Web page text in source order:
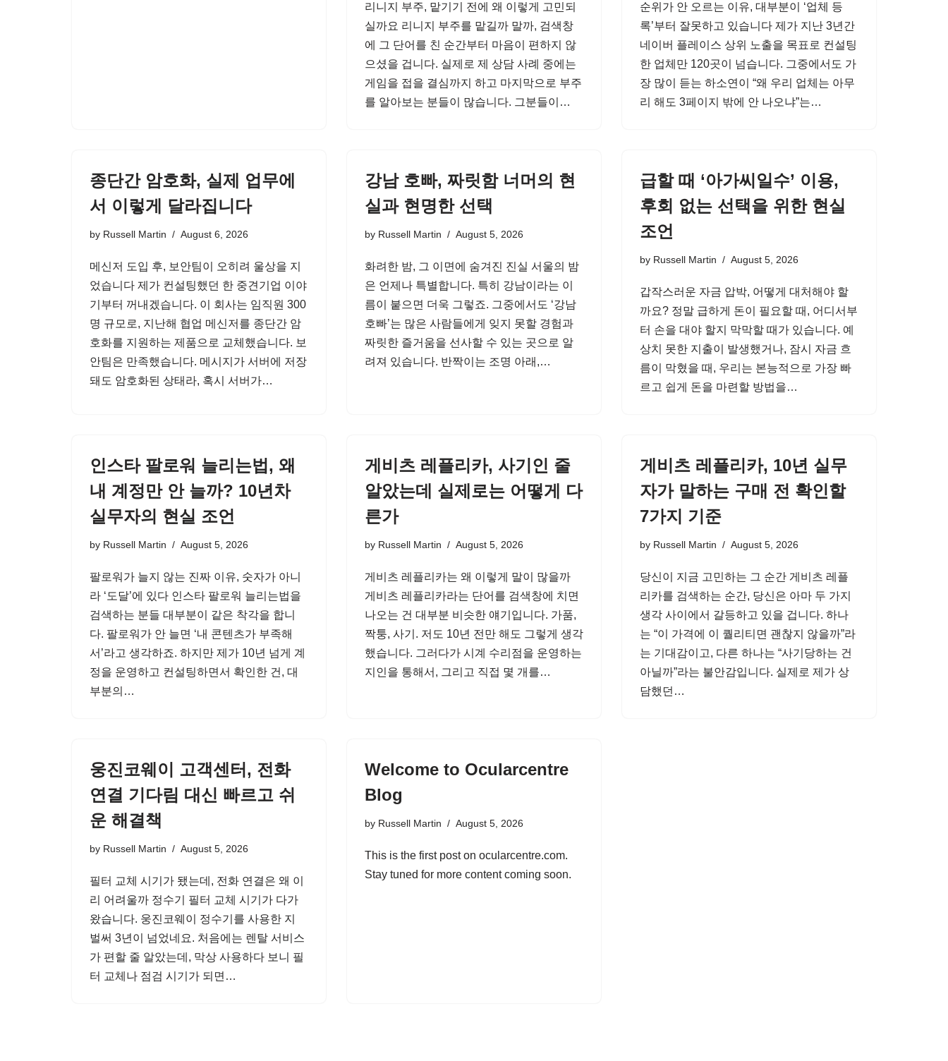
리니지 부주, 맡기기 전에 왜 이렇게 고민되
실까요 리니지 부주를 맡길까 말까, 검색창
에 그 단어를 친 순간부터 마음이 편하지 않
으셨을 겁니다. 실제로 제 상담 사례 중에는
게임을 접을 결심까지 하고 마지막으로 부주
를 알아보는 분들이 많습니다. 그분들이…
순위가 안 오르는 이유, 대부분이 ‘업체 등
록’부터 잘못하고 있습니다 제가 지난 3년간
네이버 플레이스 상위 노출을 목표로 컨설팅
한 업체만 120곳이 넘습니다. 그중에서도 가
장 많이 듣는 하소연이 “왜 우리 업체는 아무
리 해도 3페이지 밖에 안 나오냐”는…
종단간 암호화, 실제 업무에
서 이렇게 달라집니다
by Russell Martin August 6, 2026
메신저 도입 후, 보안팀이 오히려 울상을 지
었습니다 제가 컨설팅했던 한 중견기업 이야
기부터 꺼내겠습니다. 이 회사는 임직원 300
명 규모로, 지난해 협업 메신저를 종단간 암
호화를 지원하는 제품으로 교체했습니다. 보
안팀은 만족했습니다. 메시지가 서버에 저장
돼도 암호화된 상태라, 혹시 서버가…
강남 호빠, 짜릿함 너머의 현
실과 현명한 선택
by Russell Martin August 5, 2026
화려한 밤, 그 이면에 숨겨진 진실 서울의 밤
은 언제나 특별합니다. 특히 강남이라는 이
름이 붙으면 더욱 그렇죠. 그중에서도 ‘강남
호빠’는 많은 사람들에게 잊지 못할 경험과
짜릿한 즐거움을 선사할 수 있는 곳으로 알
려져 있습니다. 반짝이는 조명 아래,…
급할 때 ‘아가씨일수’ 이용,
후회 없는 선택을 위한 현실
조언
by Russell Martin August 5, 2026
갑작스러운 자금 압박, 어떻게 대처해야 할
까요? 정말 급하게 돈이 필요할 때, 어디서부
터 손을 대야 할지 막막할 때가 있습니다. 예
상치 못한 지출이 발생했거나, 잠시 자금 흐
름이 막혔을 때, 우리는 본능적으로 가장 빠
르고 쉽게 돈을 마련할 방법을…
인스타 팔로워 늘리는법, 왜
내 계정만 안 늘까? 10년차
실무자의 현실 조언
by Russell Martin August 5, 2026
팔로워가 늘지 않는 진짜 이유, 숫자가 아니
라 ‘도달’에 있다 인스타 팔로워 늘리는법을
검색하는 분들 대부분이 같은 착각을 합니
다. 팔로워가 안 늘면 ‘내 콘텐츠가 부족해
서’라고 생각하죠. 하지만 제가 10년 넘게 계
정을 운영하고 컨설팅하면서 확인한 건, 대
부분의…
게비츠 레플리카, 사기인 줄
알았는데 실제로는 어떻게 다
른가
by Russell Martin August 5, 2026
게비츠 레플리카는 왜 이렇게 말이 많을까
게비츠 레플리카라는 단어를 검색창에 치면
나오는 건 대부분 비슷한 얘기입니다. 가품,
짝퉁, 사기. 저도 10년 전만 해도 그렇게 생각
했습니다. 그러다가 시계 수리점을 운영하는
지인을 통해서, 그리고 직접 몇 개를…
게비츠 레플리카, 10년 실무
자가 말하는 구매 전 확인할
7가지 기준
by Russell Martin August 5, 2026
당신이 지금 고민하는 그 순간 게비츠 레플
리카를 검색하는 순간, 당신은 아마 두 가지
생각 사이에서 갈등하고 있을 겁니다. 하나
는 “이 가격에 이 퀄리티면 괜찮지 않을까”라
는 기대감이고, 다른 하나는 “사기당하는 건
아닐까”라는 불안감입니다. 실제로 제가 상
담했던…
웅진코웨이 고객센터, 전화
연결 기다림 대신 빠르고 쉬
운 해결책
by Russell Martin August 5, 2026
필터 교체 시기가 됐는데, 전화 연결은 왜 이
리 어려울까 정수기 필터 교체 시기가 다가
왔습니다. 웅진코웨이 정수기를 사용한 지
벌써 3년이 넘었네요. 처음에는 렌탈 서비스
가 편할 줄 알았는데, 막상 사용하다 보니 필
터 교체나 점검 시기가 되면…
Welcome to Ocularcentre
Blog
by Russell Martin August 5, 2026
This is the first post on ocularcentre.com.
Stay tuned for more content coming soon.